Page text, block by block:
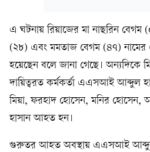
এ ঘটনায় রিয়াজের মা নাছরিন
(২৮) এবং মমতাজ বেগম (৪৭)
হয়েছেন বলে জানা গেছে। অন্যদিকে
দায়িত্বরত কর্মকর্তা এএসআই আব্দুল
মিয়া, ফরহাদ হোসেন, মনির হোসেন,
হাসান আহত হন।
গুরুতর আহত অবস্থায় এএসআই আব্দুল